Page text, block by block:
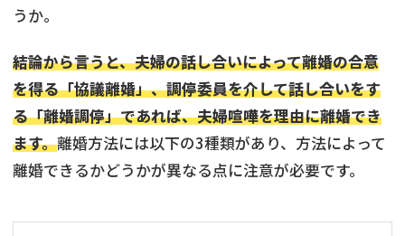
DV
離婚の相談先
離婚したくない
うか。
結論から言うと、夫婦の話し合いによって離婚の合意
を得る「協議離婚」、調停委員を介して話し合いをす
る「離婚調停」であれば、夫婦喧嘩を理由に離婚でき
ます。離婚方法には以下の3種類があり、方法によって
離婚できるかどうかが異なる点に注意が必要です。